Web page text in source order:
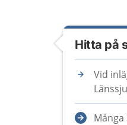
Hitta på
Vid